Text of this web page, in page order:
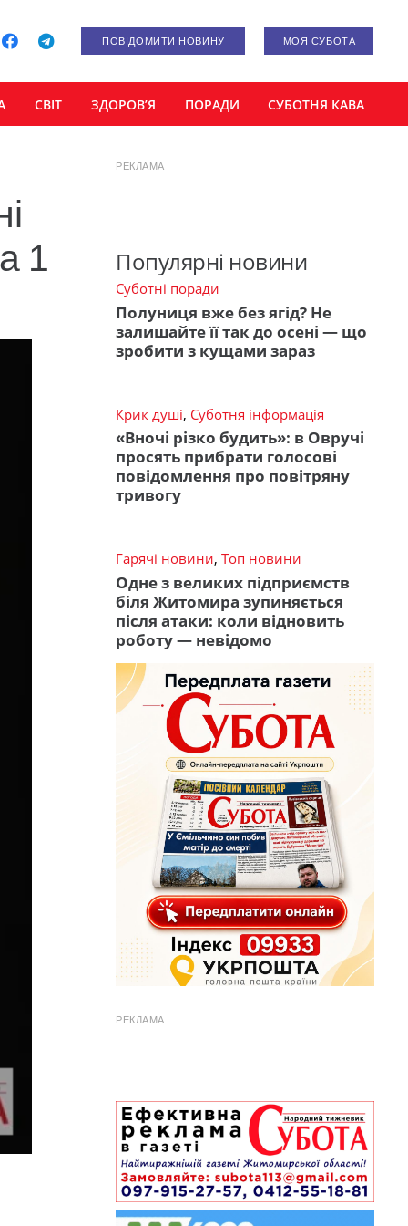
ПОВІДОМИТИ НОВИНУ МОЯ СУБОТА
СВІТ ЗДОРОВ’Я ПОРАДИ СУБОТНЯ КАВА
1
РЕКЛАМА
Популярні новини
Суботні поради
Полуниця вже без ягід? Не
залишайте її так до осені — що
зробити з кущами зараз
Крик душі, Суботня інформація
«Вночі різко будить»: в Овручі
просять прибрати голосові
повідомлення про повітряну
тривогу
Гарячі новини, Топ новини
Одне з великих підприємств
біля Житомира зупиняється
після атаки: коли відновить
роботу — невідомо
РЕКЛАМА